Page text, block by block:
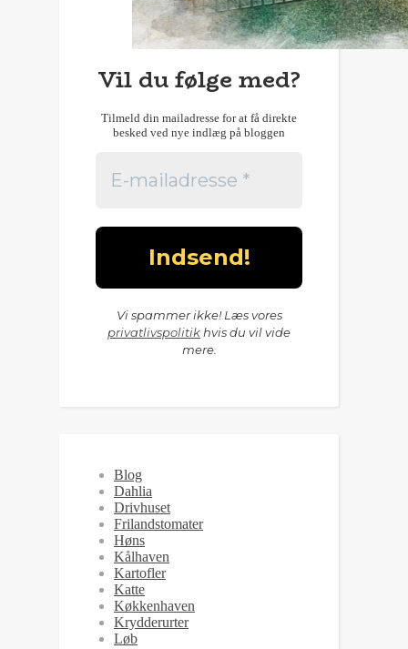
Vil du følge med?
Tilmeld din mailadresse for at få direkte
besked ved nye indlæg på bloggen
Vi spammer ikke! Læs vores
privatlivspolitik hvis du vil vide
mere.
Blog
Dahlia
Drivhuset
Frilandstomater
Høns
Kålhaven
Kartofler
Katte
Køkkenhaven
Krydderurter
Løb